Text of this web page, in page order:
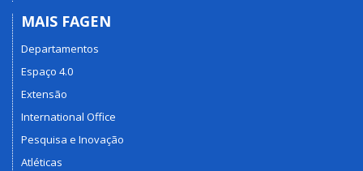
MAIS FAGEN
Departamentos
Espaço 4.0
Extensão
International Office
Pesquisa e Inovação
Atléticas